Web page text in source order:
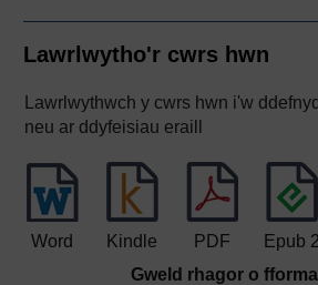
Lawrlwytho'r cwrs hwn
Lawrlwythwch y cwrs hwn i'w
neu ar ddyfeisiau eraill
Word Kindle PDF
Epub 2
Gweld rhagor o